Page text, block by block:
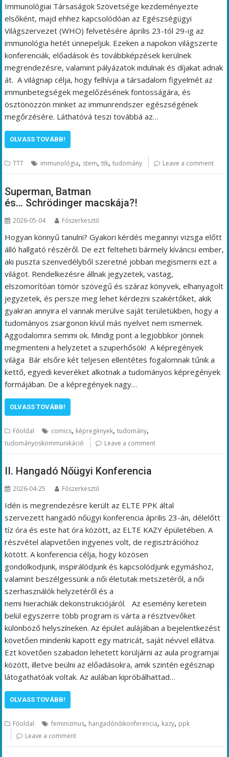
Immunológiai Társaságok Szövetsége kezdeményezte
elsőként, majd ehhez kapcsolódóan az Egészségügyi
Világszervezet (WHO) felvetésére április 23-tól 29-ig az
immunológia hetét ünnepeljük. Ezeken a napokon világszerte
konferenciák, előadások és továbbképzések kerülnek
megrendezésre, valamint pályázatok indulnak és díjakat adnak
át. A világnap célja, hogy felhívja a társadalom figyelmét az
immunbetegségek megelőzésének fontosságára, és
ösztönözzön minket az immunrendszer egészségének
megőrzésére. Láthatóvá teszi továbbá az…
OLVASS TOVÁBB!
TTT immunológia, stem,ttk,tudomány Leave a comment
Superman, Batman
és… Schrödinger macskája?!
2026-05-04 Főszerkesztő
Hogyan könnyű tanulni? Gyakori kérdés megannyi vizsga előtt
álló hallgató részéről. De ezt felteheti bármely kíváncsi ember,
aki puszta szenvedélyből szeretné jobban megismerni ezt a
világot. Rendelkezésre állnak jegyzetek, vastag,
elszomorítóan tömör szövegű és száraz könyvek, elhanyagolt
jegyzetek, és persze meg lehet kérdezni szakértőket, akik
gyakran annyira el vannak merülve saját területükben, hogy a
tudományos zsargonon kívül más nyelvet nem ismernek.
Aggodalomra semmi ok. Mindig pont a legjobbkor jönnek
megmenteni a helyzetet a szuperhősök! A képregények
világa Bár elsőre két teljesen ellentétes fogalomnak tűnik a
kettő, egyedi keveréket alkotnak a tudományos képregények
formájában. De a képregények nagy…
OLVASS TOVÁBB!
Főoldal comics, képregények,tudomány,
tudományoskommunikáció Leave a comment
II. Hangadó Nőügyi Konferencia
2026-04-25 Főszerkesztő
Idén is megrendezésre került az ELTE PPK által
szervezett hangadó nőügyi konferencia április 23-án, délelőtt
tíz óra és este hat óra között, az ELTE KAZY épületében. A
részvétel alapvetően ingyenes volt, de regisztrációhoz
kötött. A konferencia célja, hogy közösen
gondolkodjunk, inspirálódjunk és kapcsolódjunk egymáshoz,
valamint beszélgessünk a női életutak metszetéről, a női
szerhasználók helyzetéről és a
nemi hierachiák dekonstrukciójáról. Az esemény keretein
belül egyszerre több program is várta a résztvevőket
különböző helyszíneken. Az épület aulájában a bejelentkezést
követően mindenki kapott egy matricát, saját névvel ellátva.
Ezt követően szabadon lehetett körüljárni az aula programjai
között, illetve beülni az előadásokra, amik szintén egésznap
látogathatóak voltak. Az aulában kipróbálhattad…
OLVASS TOVÁBB!
Főoldal feminizmus, hangadónőikonferencia, kazy, ppk
Leave a comment